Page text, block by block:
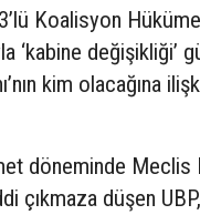
Koalisyon
‘kabine değişikliği’
kim olacağına
döneminde Meclis
çıkmaza düşen